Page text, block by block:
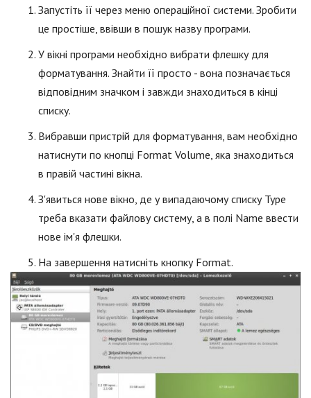
Запустіть її через меню операційної системи. Зробити
це простіше, ввівши в пошук назву програми.
У вікні програми необхідно вибрати флешку для
форматування. Знайти її просто - вона позначається
відповідним значком і завжди знаходиться в кінці
списку.
Вибравши пристрій для форматування, вам необхідно
натиснути по кнопці Format Volume, яка знаходиться
в правій частині вікна.
З'явиться нове вікно, де у випадаючому списку Type
треба вказати файлову систему, а в полі Name ввести
нове ім'я флешки.
На завершення натисніть кнопку Format.